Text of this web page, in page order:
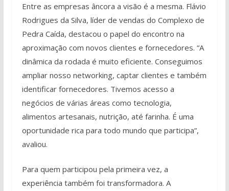
Entre as empresas âncora a visão é a mesma. Flávio
Rodrigues da Silva, líder de vendas do Complexo de
Pedra Caída, destacou o papel do encontro na
aproximação com novos clientes e fornecedores. “A
dinâmica da rodada é muito eficiente. Conseguimos
ampliar nosso networking, captar clientes e também
identificar fornecedores. Tivemos acesso a
negócios de várias áreas como tecnologia,
alimentos artesanais, nutrição, até farinha. É uma
oportunidade rica para todo mundo que participa”,
avaliou.
Para quem participou pela primeira vez, a
experiência também foi transformadora. A